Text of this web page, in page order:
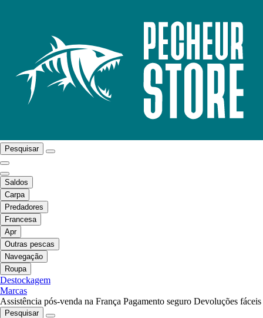
Pesquisar
Saldos
Carpa
Predadores
Francesa
Apr
Outras pescas
Navegação
Roupa
Destockagem
Marcas
Assistência pós-venda na França Pagamento seguro Devoluções fáceis
Pesquisar